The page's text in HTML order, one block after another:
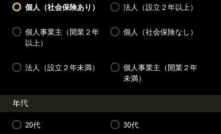
個人（社会保険あり） 法人（設立２年以上）
個人事業主（開業２年
以上）
個人（社会保険なし）
法人（設立２年未満）
個人事業主（開業２年
未満）
年代
20代 30代